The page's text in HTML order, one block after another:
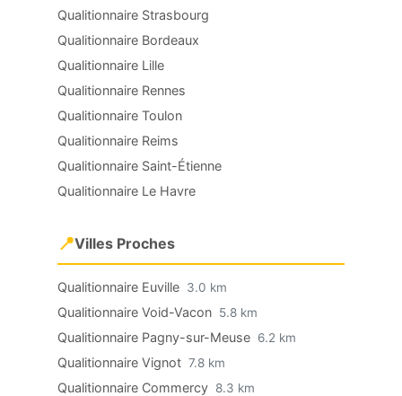
Qualitionnaire Strasbourg
Qualitionnaire Bordeaux
Qualitionnaire Lille
Qualitionnaire Rennes
Qualitionnaire Toulon
Qualitionnaire Reims
Qualitionnaire Saint-Étienne
Qualitionnaire Le Havre
📍Villes Proches
Qualitionnaire Euville 3.0 km
Qualitionnaire Void-Vacon 5.8 km
Qualitionnaire Pagny-sur-Meuse 6.2 km
Qualitionnaire Vignot 7.8 km
Qualitionnaire Commercy 8.3 km